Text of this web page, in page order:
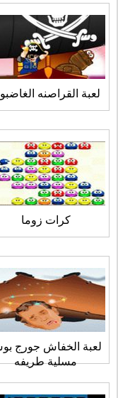
لعبة القراصنه
كرات زوما
لعبة الخفاش جورج
مسلية طريفه